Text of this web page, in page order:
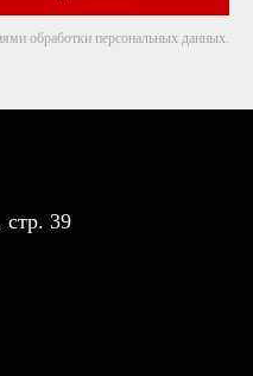
обработки персональных данных.
стр. 39